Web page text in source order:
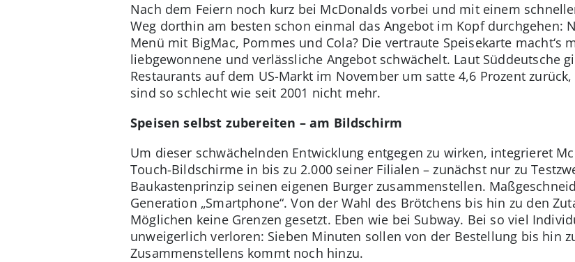
Nach dem Feiern noch kurz bei McDonalds vorbei und mit einem
Weg dorthin am besten schon einmal das Angebot im Kopf durchgehen:
Menü mit BigMac, Pommes und Cola? Die vertraute Speisekarte macht‘s
liebgewonnene und verlässliche Angebot schwächelt. Laut Süddeutsche
Restaurants auf dem US-Markt im November um satte 4,6 Prozent
sind so schlecht wie seit 2001 nicht mehr.
Speisen selbst zubereiten – am Bildschirm
Um dieser schwächelnden Entwicklung entgegen zu wirken, integrieret
Touch-Bildschirme in bis zu 2.000 seiner Filialen – zunächst nur zu
Baukastenprinzip seinen eigenen Burger zusammenstellen.
Generation „Smartphone“. Von der Wahl des Brötchens bis hin zu den
Möglichen keine Grenzen gesetzt. Eben wie bei Subway. Bei so viel
unweigerlich verloren: Sieben Minuten sollen von der Bestellung bis hin
Zusammenstellens kommt noch hinzu.